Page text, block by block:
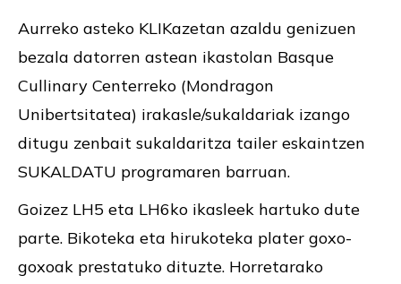
Aurreko asteko KLIKazetan azaldu genizuen
bezala datorren astean ikastolan Basque
Cullinary Centerreko (Mondragon
Unibertsitatea) irakasle/sukaldariak izango
ditugu zenbait sukaldaritza tailer eskaintzen
SUKALDATU programaren barruan.
Goizez LH5 eta LH6ko ikasleek hartuko dute
parte. Bikoteka eta hirukoteka plater goxo-
goxoak prestatuko dituzte. Horretarako